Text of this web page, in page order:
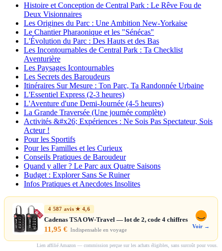
Histoire et Conception de Central Park : Le Rêve Fou de
Deux Visionnaires
Les Origines du Parc : Une Ambition New-Yorkaise
Le Chantier Pharaonique et les "Sénécas"
L'Évolution du Parc : Des Hauts et des Bas
Les Incontournables de Central Park : Ta Checklist
Aventurière
Les Paysages Icontournables
Les Secrets des Baroudeurs
Itinéraires Sur Mesure : Ton Parc, Ta Randonnée Urbaine
L'Essentiel Express (2-3 heures)
L'Aventure d'une Demi-Journée (4-5 heures)
La Grande Traversée (Une journée complète)
Activités &#x26; Expériences : Ne Sois Pas Spectateur, Sois
Acteur !
Pour les Sportifs
Pour les Familles et les Curieux
Conseils Pratiques de Baroudeur
Quand y aller ? Le Parc aux Quatre Saisons
Budget : Explorer Sans Se Ruiner
Infos Pratiques et Anecdotes Insolites
4 587 avis ★ 4,6
Cadenas TSA OW-Travel — lot de 2, code 4 chiffres
11,95 € Indispensable en voyage
Voir →
Lien affilié Amazon — commission perçue sur les achats éligibles, sans surcoût pour vous.